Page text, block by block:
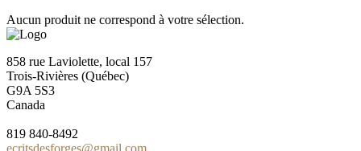
Aucun produit ne correspond à votre sélection.
858 rue Laviolette, local 157
Trois-Rivières (Québec)
G9A 5S3
Canada
819 840-8492
ecritsdesforges@gmail.com